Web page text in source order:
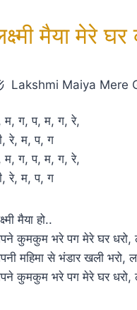
मैया मेरे
Lakshmi Maiya Mere
म, ग, प, म, ग, रे,
रे, म, प, ग
म, ग, प, म, ग, रे,
रे, म, प, ग
मैया हो..
कुमकुम भरे पग मेरे घर धरो,
महिमा से भंडार खली भरो,
कुमकुम भरे पग मेरे घर धरो,